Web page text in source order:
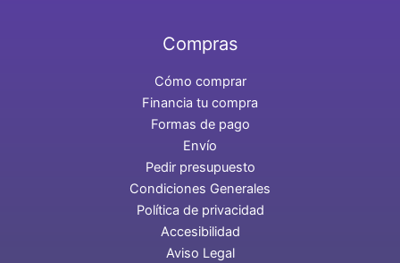
Compras
Cómo comprar
Financia tu compra
Formas de pago
Envío
Pedir presupuesto
Condiciones Generales
Política de privacidad
Accesibilidad
Aviso Legal